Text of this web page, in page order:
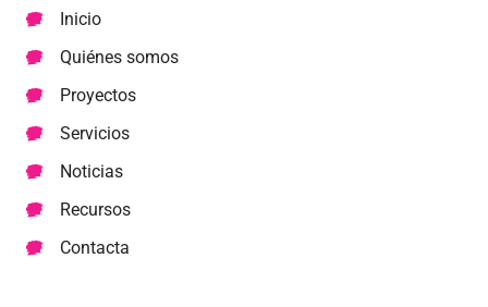
Inicio
Quiénes somos
Proyectos
Servicios
Noticias
Recursos
Contacta